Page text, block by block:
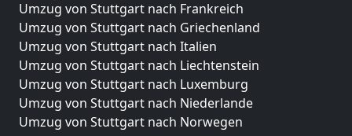
Umzug von Stuttgart nach Frankreich
Umzug von Stuttgart nach Griechenland
Umzug von Stuttgart nach Italien
Umzug von Stuttgart nach Liechtenstein
Umzug von Stuttgart nach Luxemburg
Umzug von Stuttgart nach Niederlande
Umzug von Stuttgart nach Norwegen